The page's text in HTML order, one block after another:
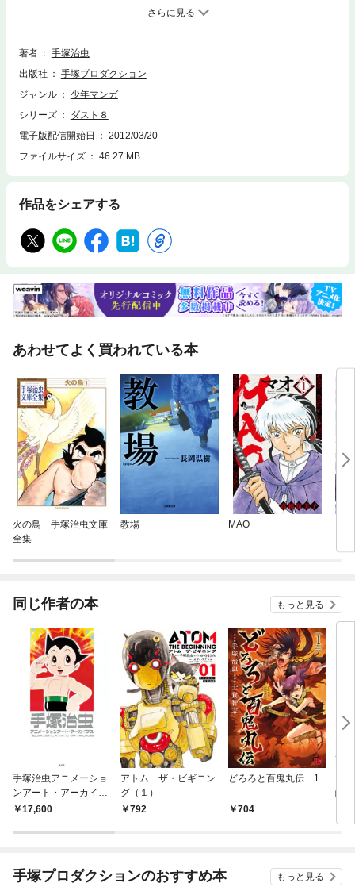
り役キキモラは旅立った!!生と死のドラマが展開する異色作、第1弾!
著者
手塚治虫
出版社
手塚プロダクション
ジャンル
少年マンガ
シリーズ
ダスト８
電子版配信開始日
2012/03/20
ファイルサイズ
46.27 MB
作品をシェアする
あわせてよく買われている本
火の鳥 手塚治虫文庫
全集
教場 MAO
ラ
同じ作者の本 もっと見る
手塚治虫アニメーショ
ンアート・アーカイブ
ス17,600
アトム ザ・ビギニン
グ（１）
792
どろろと百鬼丸伝 1
704
ユ
醒
手塚プロダクションのおすすめ本 もっと見る